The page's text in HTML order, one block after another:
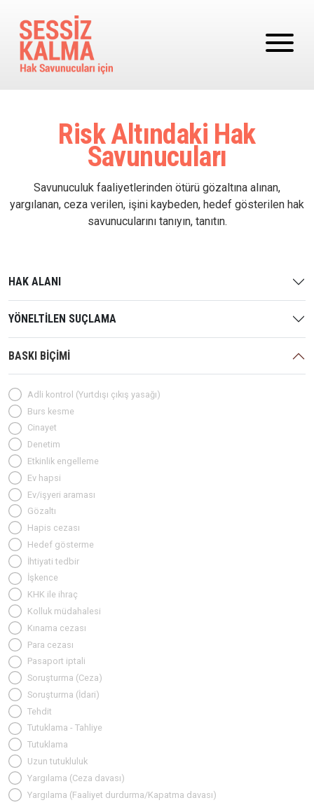
Risk Altındaki Hak
Savunucuları
Savunuculuk faaliyetlerinden ötürü gözaltına alınan,
yargılanan, ceza verilen, işini kaybeden, hedef gösterilen hak
savunucularını tanıyın, tanıtın.
HAK ALANI
YÖNELTİLEN SUÇLAMA
BASKI BİÇİMİ
Adli kontrol (Yurtdışı çıkış yasağı)
Burs kesme
Cinayet
Denetim
Etkinlik engelleme
Ev hapsi
Ev/işyeri araması
Gözaltı
Hapis cezası
Hedef gösterme
İhtiyati tedbir
İşkence
KHK ile ihraç
Kolluk müdahalesi
Kınama cezası
Para cezası
Pasaport iptali
Soruşturma (Ceza)
Soruşturma (İdari)
Tehdit
Tutuklama - Tahliye
Tutuklama
Uzun tutukluluk
Yargılama (Ceza davası)
Yargılama (Faaliyet durdurma/Kapatma davası)